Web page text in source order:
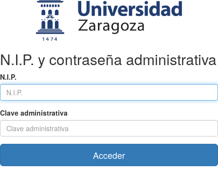
N.I.P. y contraseña administrativa
N.I.P.
Clave administrativa
Acceder